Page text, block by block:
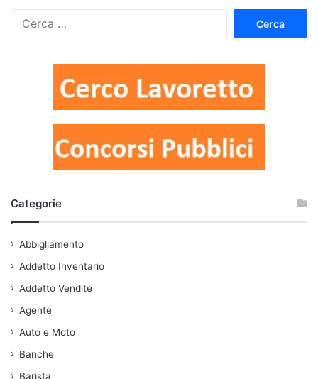
Categorie
Abbigliamento
Addetto Inventario
Addetto Vendite
Agente
Auto e Moto
Banche
Barista